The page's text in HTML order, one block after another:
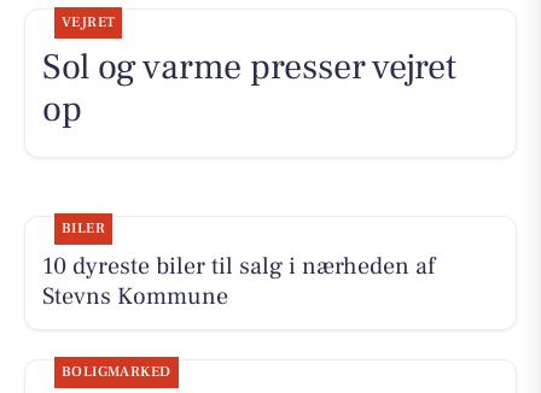
VEJRET
Sol og varme presser vejret
op
BILER
10 dyreste biler til salg i nærheden af
Stevns Kommune
BOLIGMARKED